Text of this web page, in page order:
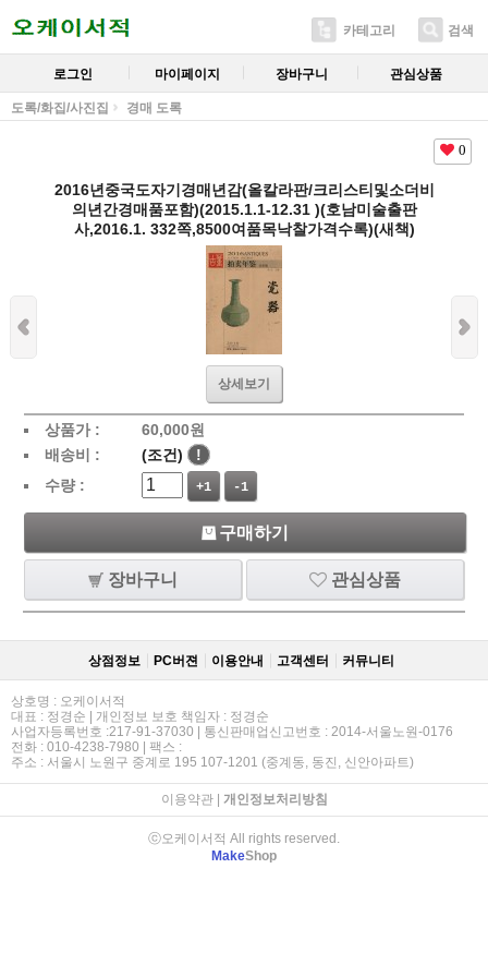
카테고리 검색
로그인 마이페이지 장바구니 관심상품
도록/화집/사진집 경매 도록
0
2016년중국도자기경매년감(올칼라판/크리스티및소더비
의년간경매품포함)(2015.1.1-12.31 )(호남미술출판
사,2016.1. 332쪽,8500여품목낙찰가격수록)(새책)
상세보기
상품가 : 60,000원
배송비 :
(조건)
!
수량 :
+1 -1
구매하기
장바구니 관심상품
상점정보 PC버젼 이용안내 고객센터 커뮤니티
상호명 : 오케이서적
대표 : 정경순 | 개인정보 보호 책임자 : 정경순
사업자등록번호 :217-91-37030 | 통신판매업신고번호 : 2014-서울노원-0176
전화 : 010-4238-7980 | 팩스 :
주소 : 서울시 노원구 중계로 195 107-1201 (중계동, 동진, 신안아파트)
이용약관| 개인정보처리방침
ⓒ오케이서적 All rights reserved.
MakeShop